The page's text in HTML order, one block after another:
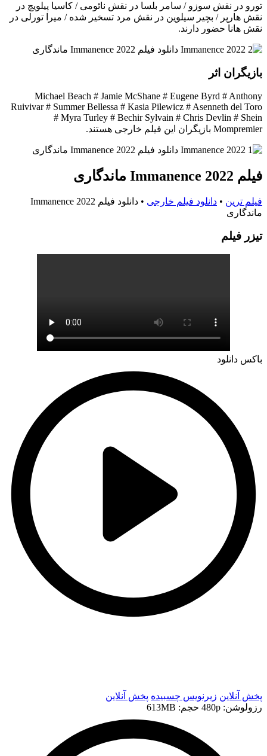
تورو در نقش سوزو / سامر بلسا در نقش نائومی / کاسیا پیلویچ در
نقش هارپر / بچیر سیلوین در نقش مرد تسخیر شده / میرا تورلی در
نقش هانا حضور دارند.
بازیگران اثر
Michael Beach # Jamie McShane # Eugene Byrd # Anthony
Ruivivar # Summer Bellessa # Kasia Pilewicz # Asenneth del Toro
# Myra Turley # Bechir Sylvain # Chris Devlin # Shein
Mompremier بازیگران این فیلم خارجی هستند.
فیلم Immanence 2022 ماندگاری
فیلم ترین • دانلود فیلم خارجی •
دانلود فیلم Immanence 2022
ماندگاری
تيزر فيلم
باکس دانلود
پخش آنلاین زیرنویس چسبیده پخش آنلاین
رزولوشن: 480p
حجم: 613MB